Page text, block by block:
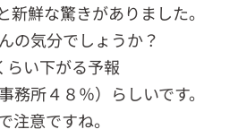
鮮な驚きがありました。
の気分でしょうか？
らい下がる予報
所４８％）らしいです。
注意ですね。